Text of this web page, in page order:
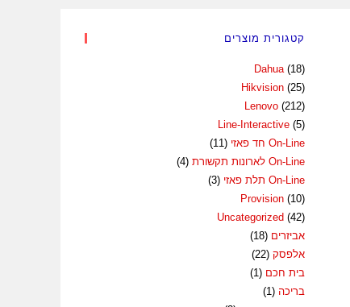
SEARCHקטגורית מוצרים
Dahua (18)
Hikvision (25)
Lenovo (212)
Line-Interactive (5)
On-Line חד פאזי
(11)
On-Line לארונות תקשורת
(4)
On-Line תלת פאזי
(3)
Provision (10)
Uncategorized (42)
אביזרים (18)
אלפסק (22)
בית חכם (1)
בריכה (1)